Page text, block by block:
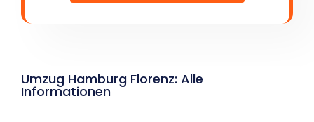
Umzug Hamburg Florenz: Alle
Informationen